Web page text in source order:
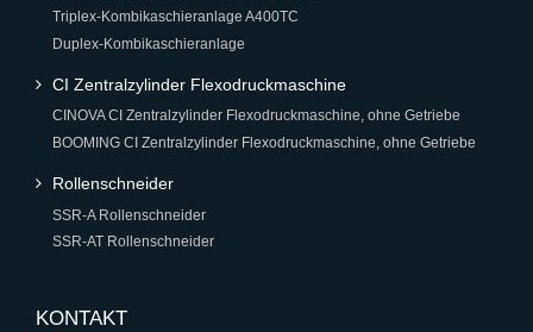
Triplex-Kombikaschieranlage A400TC
Duplex-Kombikaschieranlage
CI Zentralzylinder Flexodruckmaschine
CINOVA CI Zentralzylinder Flexodruckmaschine, ohne Getriebe
BOOMING CI Zentralzylinder Flexodruckmaschine, ohne Getriebe
Rollenschneider
SSR-A Rollenschneider
SSR-AT Rollenschneider
KONTAKT